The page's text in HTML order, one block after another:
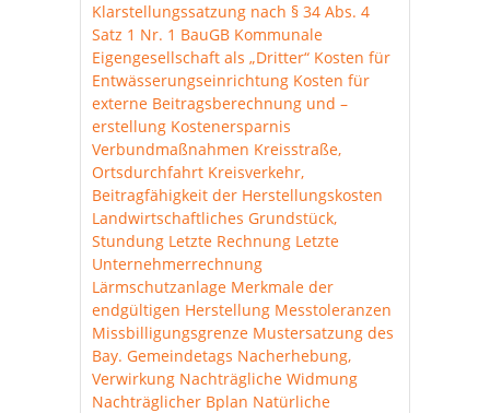
Klarstellungssatzung nach § 34 Abs. 4
Satz 1 Nr. 1 BauGB Kommunale
Eigengesellschaft als „Dritter“ Kosten für
Entwässerungseinrichtung Kosten für
externe Beitragsberechnung und –
erstellung Kostenersparnis
Verbundmaßnahmen Kreisstraße,
Ortsdurchfahrt Kreisverkehr,
Beitragfähigkeit der Herstellungskosten
Landwirtschaftliches Grundstück,
Stundung Letzte Rechnung Letzte
Unternehmerrechnung
Lärmschutzanlage Merkmale der
endgültigen Herstellung Messtoleranzen
Missbilligungsgrenze Mustersatzung des
Bay. Gemeindetags Nacherhebung,
Verwirkung Nachträgliche Widmung
Nachträglicher Bplan Natürliche